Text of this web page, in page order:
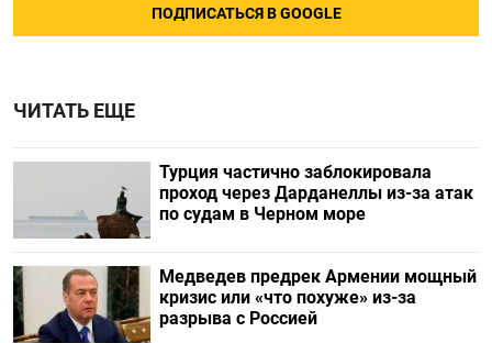
ПОДПИСАТЬСЯ В GOOGLE
ЧИТАТЬ ЕЩЕ
Турция частично заблокировала
проход через Дарданеллы из-за атак
по судам в Черном море
Медведев предрек Армении мощный
кризис или «что похуже» из-за
разрыва с Россией